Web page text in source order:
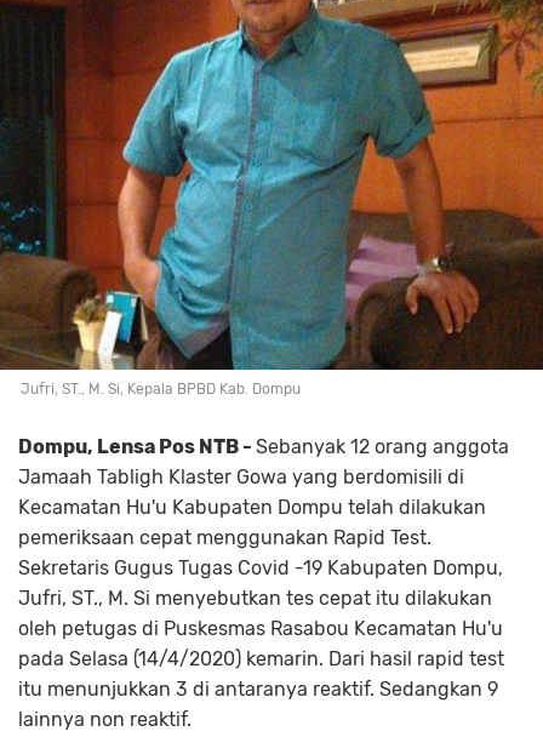
Jufri, ST., M. Si, Kepala BPBD Kab. Dompu
Dompu, Lensa Pos NTB - Sebanyak 12 orang anggota
Jamaah Tabligh Klaster Gowa yang berdomisili di
Kecamatan Hu'u Kabupaten Dompu telah dilakukan
pemeriksaan cepat menggunakan Rapid Test.
Sekretaris Gugus Tugas Covid -19 Kabupaten Dompu,
Jufri, ST., M. Si menyebutkan tes cepat itu dilakukan
oleh petugas di Puskesmas Rasabou Kecamatan Hu'u
pada Selasa (14/4/2020) kemarin. Dari hasil rapid test
itu menunjukkan 3 di antaranya reaktif. Sedangkan 9
lainnya non reaktif.